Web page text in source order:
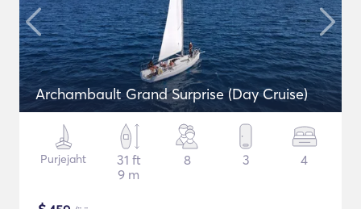
Archambault Grand Surprise (Day Cruise)
Purjejaht
31 ft
9 m
8 3 4